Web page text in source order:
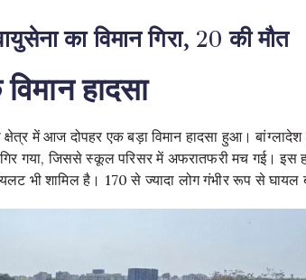
का विमान गिरा, 20 की मौत
हादसा
में आज दोपहर एक बड़ा विमान हादसा हुआ।
गया, जिससे स्कूल परिसर में अफरातफरी मच गई।
भी शामिल है। 170 से ज्यादा लोग गंभीर रूप से घायल